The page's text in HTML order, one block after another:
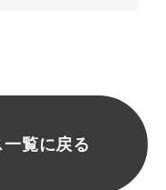
覧に戻る